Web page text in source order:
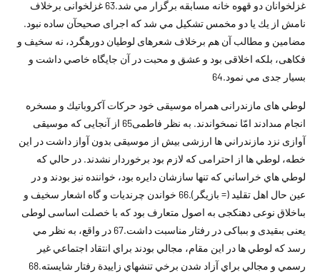
غزلخوانان دو قهوه خانه مسابقه برگزار مي شد.63 غزلخوانى برخلاف
نامش از يك يا دو مخمس تشكيل مي شد كه اجراى صحيح‏آن ساده نبود.
مضامين و مطالب آن هم برخلاف شعرهاى لوطيان دوره‏گرد، نه سخيف و
فكاهى، بلكه اخلاقى بود و عشق و محبت در آن جايگاه خاصي داشت و
بسيار جدى مي نمود.64
لوطي هاى مازندرانى همراه موسيقى خود حركات آكروباتيك و مسخره
انجام مى‏دادند امّا نمى‏خواندند. به نظر فاطمى65 از آنجايى كه موسيقى
آوازى نزد مازندراني ها ارزشى بيش از موسيقى بدون آواز داشت در اين
خطه، لوطي ها از احترامى كه لازم بود برخوردار نشدند. در حالي که
لوطي هاي خراساني که تنها سازشان دايره بود، خواننده نيز بودند و در
عين حال اهل تقليد (= بازيگر).66 خواندن چرنديات و گاه اشعار سخيف و
بى‏اخلاق نوعى دهن‏كجى به اصول متعارف بود كه با خصلت اساسى لوطى
يعنى بى‏قيدى و بى‏باكى در رفتار مناسبت داشت.67 در واقع، به نظر مي
رسد که لوطي ها در اين مقام، مجالي بودند براي انتقاد اجتماعي غير
رسمي و مجالي براي آزاد شدن برخي تنشهاي زاييدة رفتار شايسته.68